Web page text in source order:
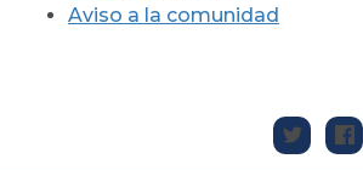
Aviso a la comunidad